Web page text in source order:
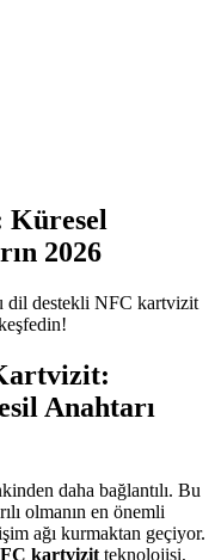
2026
dil destekli NFC kartvizit
Anahtarı
daha bağlantılı. Bu
olmanın en önemli
ağı kurmaktan geçiyor.
kartvizit teknolojisi,